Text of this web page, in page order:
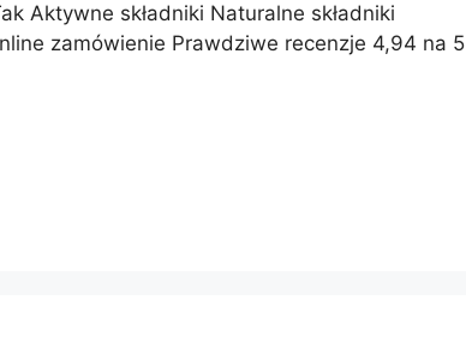
Aktywne składniki Naturalne składniki
zamówienie Prawdziwe recenzje 4,94 na 5